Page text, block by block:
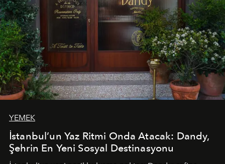
YEMEK
İstanbul’un Yaz Ritmi Onda Atacak: Dandy,
Şehrin En Yeni Sosyal Destinasyonu